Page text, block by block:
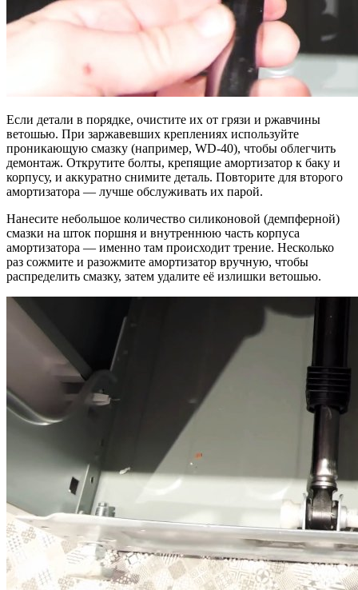
Если детали в порядке, очистите их от грязи и ржавчины
ветошью. При заржавевших креплениях используйте
проникающую смазку (например, WD‑40), чтобы облегчить
демонтаж. Открутите болты, крепящие амортизатор к баку и
корпусу, и аккуратно снимите деталь. Повторите для второго
амортизатора — лучше обслуживать их парой.
Нанесите небольшое количество силиконовой (демпферной)
смазки на шток поршня и внутреннюю часть корпуса
амортизатора — именно там происходит трение. Несколько
раз сожмите и разожмите амортизатор вручную, чтобы
распределить смазку, затем удалите её излишки ветошью.